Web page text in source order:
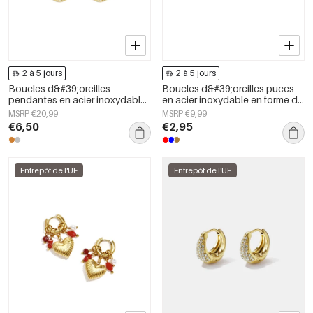
2 à 5 jours
Boucles d&#39;oreilles
pendantes en acier inoxydable,
forme géométrique, collection
simple pour le quotidien, bijoux
pour femmes
MSRP €20,99
€6,50
2 à 5 jours
Boucles d&#39;oreilles puces
en acier inoxydable en forme de
cœur, collection Daily Simple,
bijoux pour femmes
MSRP €9,99
€2,95
Entrepôt de l'UE Entrepôt de l'UE